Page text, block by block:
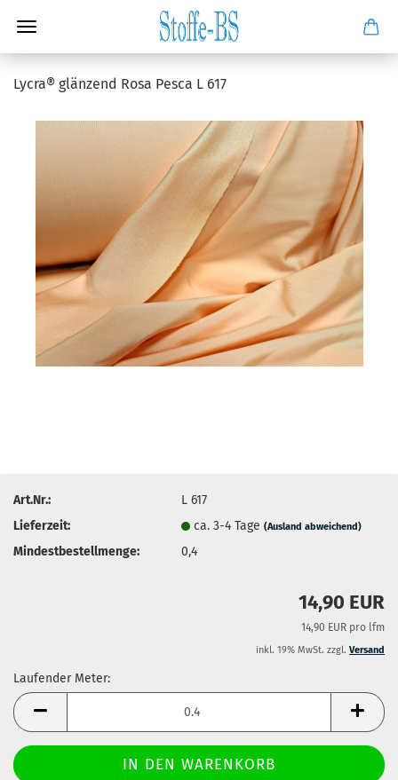
Lycra® glänzend Rosa Pesca L 617
Art.Nr.:
L 617
Lieferzeit:
ca. 3-4 Tage(Ausland abweichend)
Mindestbestellmenge: 0,4
14,90 EUR
14,90 EUR pro lfm
inkl. 19% MwSt. zzgl. Versand
Laufender Meter:
Laufender
Meter